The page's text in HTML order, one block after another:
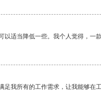
以适当降低一些。我个人觉得，一
我所有的工作需求，让我能够在工